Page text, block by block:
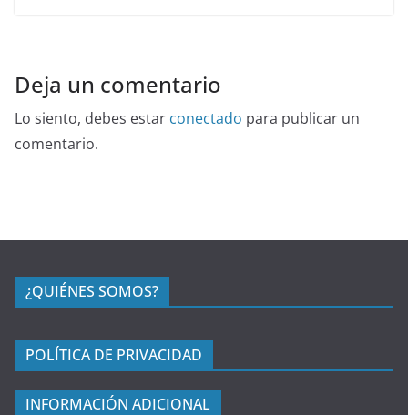
Deja un comentario
Lo siento, debes estar conectado para publicar un
comentario.
¿QUIÉNES SOMOS?
POLÍTICA DE PRIVACIDAD
INFORMACIÓN ADICIONAL